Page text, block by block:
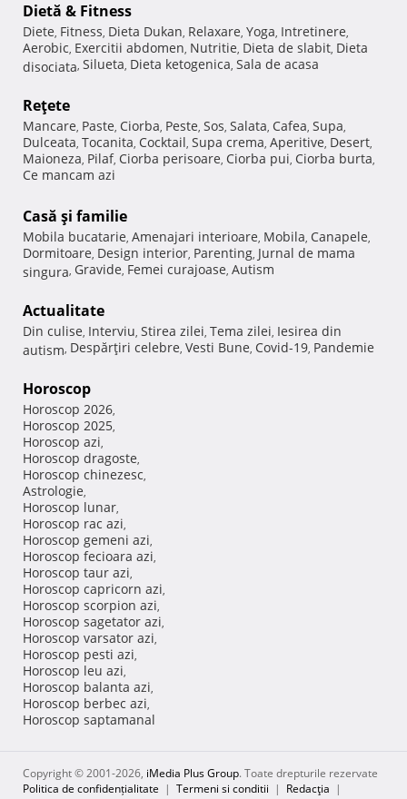
Dietă & Fitness
Diete, Fitness, Dieta Dukan, Relaxare, Yoga, Intretinere,
Aerobic, Exercitii abdomen, Nutritie, Dieta de slabit, Dieta
disociata, Silueta, Dieta ketogenica, Sala de acasa
Reţete
Mancare, Paste, Ciorba, Peste, Sos, Salata, Cafea, Supa,
Dulceata, Tocanita, Cocktail, Supa crema, Aperitive, Desert,
Maioneza, Pilaf, Ciorba perisoare, Ciorba pui, Ciorba burta,
Ce mancam azi
Casă şi familie
Mobila bucatarie, Amenajari interioare, Mobila, Canapele,
Dormitoare, Design interior, Parenting, Jurnal de mama
singura, Gravide, Femei curajoase, Autism
Actualitate
Din culise, Interviu, Stirea zilei, Tema zilei, Iesirea din
autism, Despărţiri celebre, Vesti Bune, Covid-19, Pandemie
Horoscop
Horoscop 2026,
Horoscop 2025,
Horoscop azi,
Horoscop dragoste,
Horoscop chinezesc,
Astrologie,
Horoscop lunar,
Horoscop rac azi,
Horoscop gemeni azi,
Horoscop fecioara azi,
Horoscop taur azi,
Horoscop capricorn azi,
Horoscop scorpion azi,
Horoscop sagetator azi,
Horoscop varsator azi,
Horoscop pesti azi,
Horoscop leu azi,
Horoscop balanta azi,
Horoscop berbec azi,
Horoscop saptamanal
Copyright © 2001-2026, iMedia Plus Group. Toate drepturile rezervate
Politica de confidențialitate | Termeni si conditii | Redacţia |